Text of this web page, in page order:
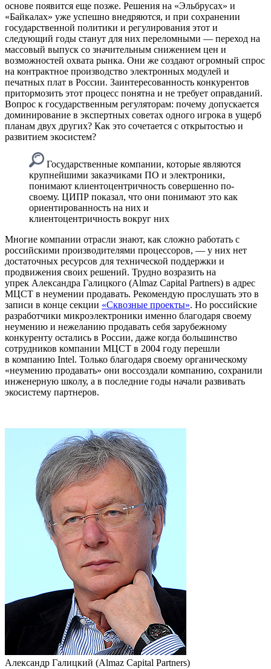
основе появится еще позже. Решения на «Эльбрусах» и
«Байкалах» уже успешно внедряются, и при сохранении
государственной политики и регулирования этот и
следующий годы станут для них переломными — переход на
массовый выпуск со значительным снижением цен и
возможностей охвата рынка. Они же создают огромный спрос
на контрактное производство электронных модулей и
печатных плат в России. Заинтересованность конкурентов
притормозить этот процесс понятна и не требует оправданий.
Вопрос к государственным регуляторам: почему допускается
доминирование в экспертных советах одного игрока в ущерб
планам двух других? Как это сочетается с открытостью и
развитием экосистем?
Государственные компании, которые являются
крупнейшими заказчиками ПО и электроники,
понимают клиентоцентричность совершенно по-
своему. ЦИПР показал, что они понимают это как
ориентированность на них и
клиентоцентричность вокруг них
Многие компании отрасли знают, как сложно работать с
российскими производителями процессоров, — у них нет
достаточных ресурсов для технической поддержки и
продвижения своих решений. Трудно возразить на
упрек Александра Галицкого (Almaz Capital Partners) в адрес
МЦСТ в неумении продавать. Рекомендую прослушать это в
записи в конце секции «Сквозные проекты». Но российские
разработчики микроэлектроники именно благодаря своему
неумению и нежеланию продавать себя зарубежному
конкуренту остались в России, даже когда большинство
сотрудников компании МЦСТ в 2004 году перешли
в компанию Intel. Только благодаря своему органическому
«неумению продавать» они воссоздали компанию, сохранили
инженерную школу, а в последние годы начали развивать
экосистему партнеров.
Александр Галицкий (Almaz Capital Partners)